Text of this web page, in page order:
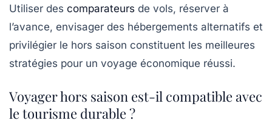
Utiliser des comparateurs de vols, réserver à
l’avance, envisager des hébergements alternatifs et
privilégier le hors saison constituent les meilleures
stratégies pour un voyage économique réussi.
Voyager hors saison est-il compatible avec
le tourisme durable ?